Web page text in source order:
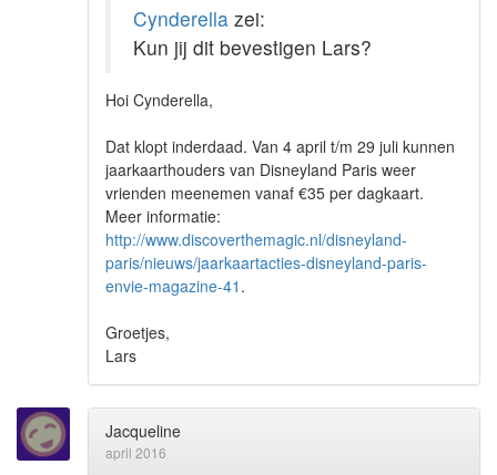
Cynderella zei:
Kun jij dit bevestigen Lars?
Hoi Cynderella,
Dat klopt inderdaad. Van 4 april t/m 29 juli kunnen
jaarkaarthouders van Disneyland Paris weer
vrienden meenemen vanaf €35 per dagkaart.
Meer informatie:
http://www.discoverthemagic.nl/disneyland-
paris/nieuws/jaarkaartacties-disneyland-paris-
envie-magazine-41 .
Groetjes,
Lars
Jacqueline
april 2016